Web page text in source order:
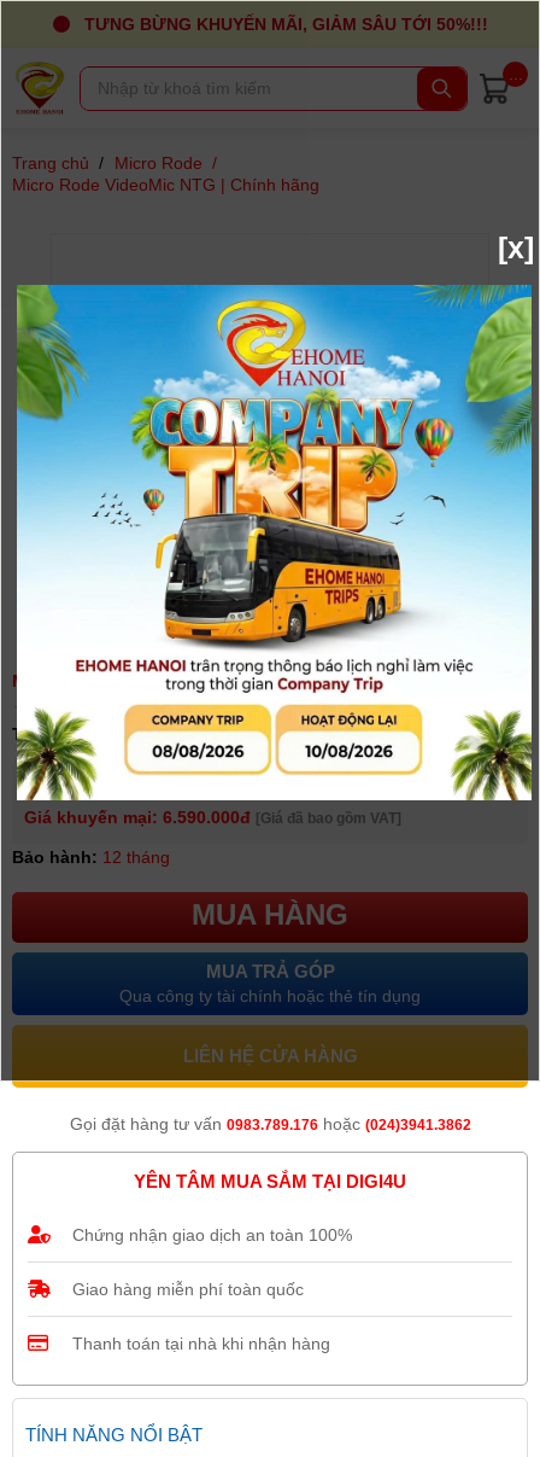
TƯNG BỪNG KHUYẾN MÃI, GIẢM SÂU TỚI 50%!!!
Trang chủ / Micro Rode /
Micro Rode VideoMic NTG | Chính hãng
MICRO RODE VIDEOMIC NTG | CHÍNH HÃNG
(0người đánh giá)
Tình trạng:
Có hàng
Giá niêm yết:
Giá khuyến mại: 6.590.000đ [Giá đã bao gồm VAT]
Bảo hành: 12 tháng
MUA HÀNG
MUA TRẢ GÓP
Qua công ty tài chính hoặc thẻ tín dụng
LIÊN HỆ CỬA HÀNG
Gọi đặt hàng tư vấn 0983.789.176hoặc (024)3941.3862
YÊN TÂM MUA SẮM TẠI DIGI4U
Chứng nhận giao dịch an toàn 100%
Giao hàng miễn phí toàn quốc
Thanh toán tại nhà khi nhận hàng
TÍNH NĂNG NỔI BẬT
[x]